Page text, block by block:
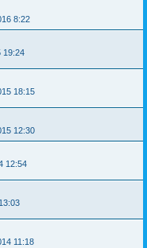
8:22
19:24
18:15
12:30
12:54
11:18